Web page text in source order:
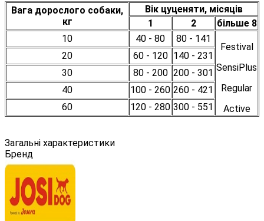
Вага дорослого собаки,
кг
Вік цуценяти, місяців
1
2
більше 8
10
40 - 80 80 - 141
Festival
SensiPlus
Regular
Active
20 60 - 120 140 - 231
30
80 - 200 200 - 301
40
100 - 260 260 - 421
60
120 - 280 300 - 551
Загальні характеристики
Бренд